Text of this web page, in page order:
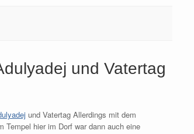
und Vatertag
und Vatertag Allerdings mit dem
Tempel hier im Dorf war dann auch eine